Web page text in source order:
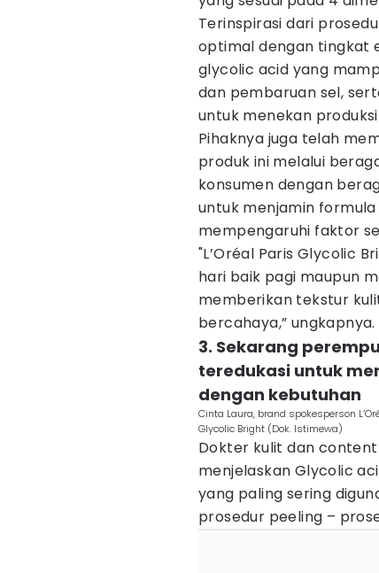
Terinspirasi dari
optimal dengan tingkat
glycolic acid yang
dan pembaruan sel,
untuk menekan
Pihaknya juga telah
produk ini melalui
konsumen dengan
untuk menjamin
mempengaruhi faktor
"L’Oréal Paris Glycolic
hari baik pagi maupun
memberikan tekstur
bercahaya,” ungkapnya.
3. Sekarang
teredukasi untuk
dengan kebutuhan
Cinta Laura, brand spokesperson
Glycolic Bright (Dok. Istimewa)
Dokter kulit dan content
menjelaskan Glycolic
yang paling sering
prosedur peeling –